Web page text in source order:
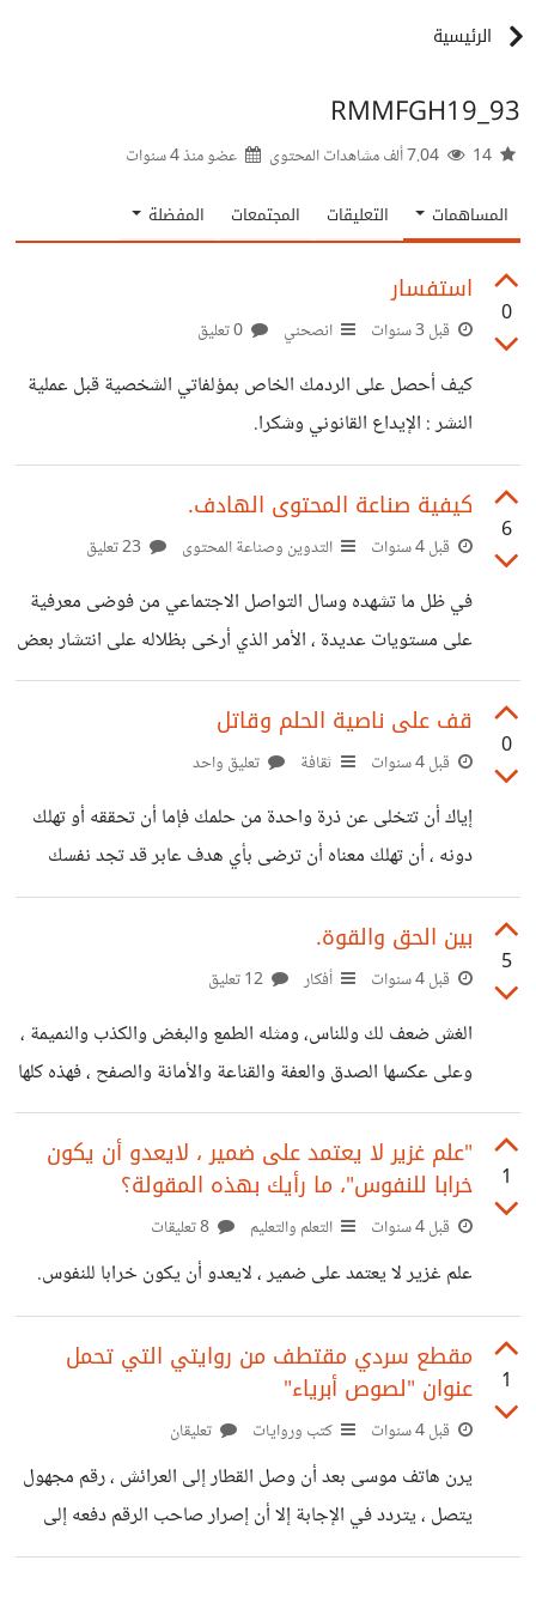
الرئيسية
RMMFGH19_93
عضو منذ4 سنوات
المساهمات التعليقات المجتمعات المفضلة
0
استفسار
قبل 3 سنوات انصحني
كيف أحصل على الردمك الخاص بمؤلفاتي الشخصية قبل عملية
النشر : الإيداع القانوني وشكرا.
6
كيفية صناعة المحتوى الهادف.
قبل 4 سنوات التدوين وصناعة المحتوى
في ظل ما تشهده وسال التواصل الاجتماعي من فوضى معرفية
على مستويات عديدة ، الأمر الذي أرخى بظلاله على انتشار بعض
المحتويات التافهة التي لا تنير عقلا أو توقد شعلة وسط العتمات ،
والعجيب أنك تجد رواد هذا النوع من المحتوى يحظون بدعم
لوجيستيكي ومادي كبير من طرف مؤسسات وجهات مختلفة
معالم الذوق الرفيع من واقع الأفراد والجماعات . ماذا الإجراءات
العملية المقترحة لتجاوز هذه الانتكاسة المجتمعية ؟ وكيف
0
قف على ناصية الحلم وقاتل
قبل 4 سنوات ثقافة تعليق واحد
إياك أن تتخلى عن ذرة واحدة من حلمك فإما أن تحققه أو تهلك
دونه ، أن تهلك معناه أن ترضى بأي هدف عابر قد تجد نفسك
يوما ما قد أخذت إلى ساحته دون حب ، في حين تكون قد
واريت حلمك الثرى إلى الأبد .
5
بين الحق والقوة.
قبل 4 سنوات أفكار
الغش ضعف لك وللناس، ومثله الطمع والبغض والكذب والنميمة ،
وعلى عكسها الصدق والعفة والقناعة والأمانة والصفح ، فهذه كلها
قوة وخير لك ولإخوانك من الناس ....إنك لن تصدق مع نفسك
حتى تحب الكون محبتك لنفسك، وعندئد تعرف أن المحبة
وحدها هي القوة التي لها الحق والحق الذي له القوة .
1
"علم غزير لا يعتمد على ضمير ، لايعدو أن يكون
خرابا للنفوس"، ما رأيك بهذه المقولة؟
قبل 4 سنوات التعلم والتعليم
علم غزير لا يعتمد على ضمير ، لايعدو أن يكون خرابا للنفوس.
1
مقطع سردي مقتطف من روايتي التي تحمل
عنوان "لصوص أبرياء"
قبل 4 سنوات كتب وروايات تعليقان
يرن هاتف موسى بعد أن وصل القطار إلى العرائش ، رقم مجهول
يتصل ، يتردد في الإجابة إلا أن إصرار صاحب الرقم دفعه إلى
فك طلاسم الخط ، فياليته لم ينتبه إليه وترك الرقم يرن هادئا ثم